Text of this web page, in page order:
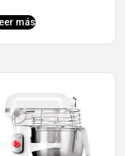
más